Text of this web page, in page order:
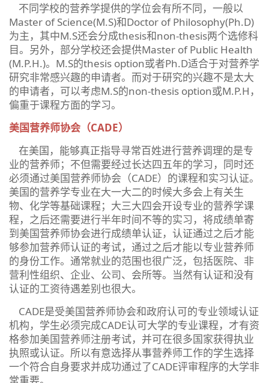
不同学校的营养学提供的学位会有所不同，一般以
Master of Science(M.S)和Doctor of Philosophy(Ph.D)
为主，其中M.S还会分成thesis和non-thesis两个选修科
目。另外，部分学校还会提供Master of Public Health
(M.P.H.)。M.S的thesis option或者Ph.D适合于对营养学
研究非常感兴趣的申请者。而对于研究的兴趣不是太大
的申请者，可以考虑M.S的non-thesis option或M.P.H，
偏重于课程方面的学习。
美国营养师协会（CADE）
在美国，能够真正指导寻常百姓进行营养调理的是专
业的营养师；不但需要经过长达四五年的学习，同时还
必须通过美国营养师协会（CADE）的课程和实习认证。
美国的营养学专业在大一大二的时候大多会上有关生
物、化学等基础课程；大三大四会开设专业的营养学课
程，之后还需要进行半年时间不等的实习，将成绩单寄
到美国营养师协会进行成绩单认证，认证通过之后才能
够参加营养师认证的考试，通过之后才能以专业营养师
的身份工作。通常就业的范围也很广泛，包括医院、非
营利性组织、企业、公司、会所等。当然有认证和没有
认证的工资待遇差别也很大。
CADE是受美国营养师协会和政府认可的专业领域认证
机构，学生必须完成CADE认可大学的专业课程，才有资
格参加美国营养师注册考试，并可在很多国家获得执业
执照或认证。所以有意选择从事营养师工作的学生选择
一个符合自身要求并成功通过了CADE评审程序的大学非
常重要。